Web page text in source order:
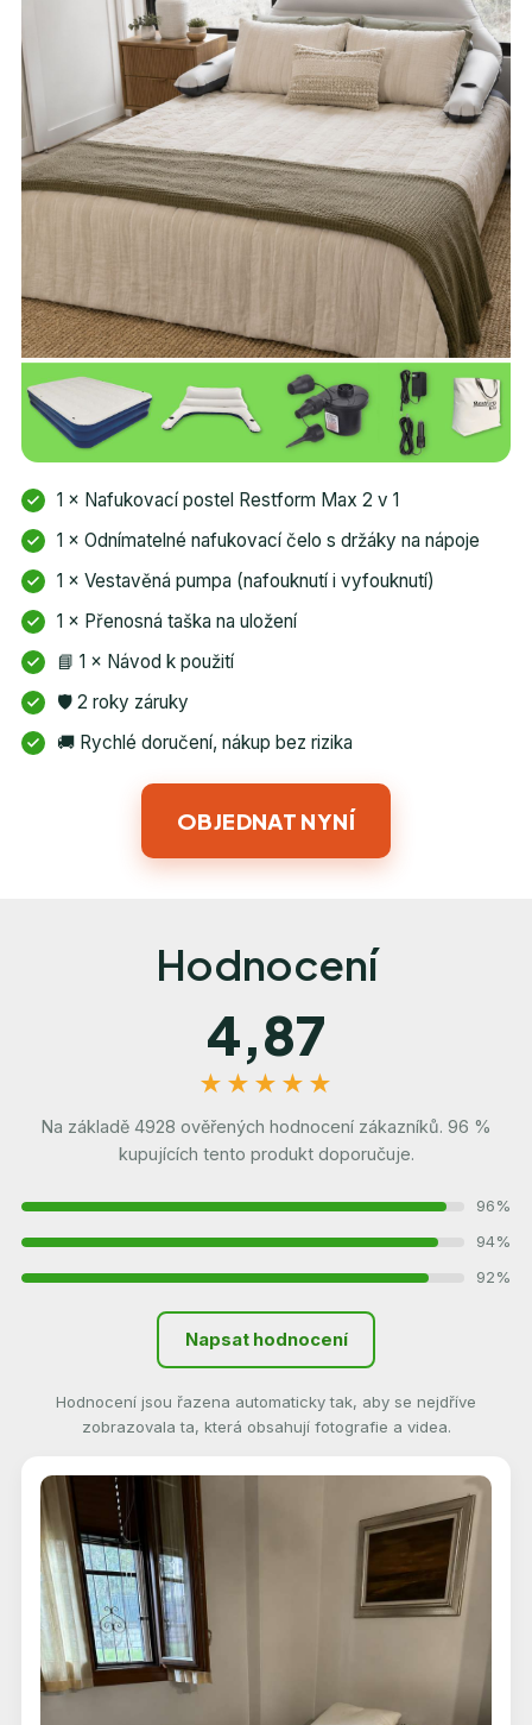
1 × Nafukovací postel Restform Max 2 v 1
1 × Odnímatelné nafukovací čelo s držáky na nápoje
1 × Vestavěná pumpa (nafouknutí i vyfouknutí)
1 × Přenosná taška na uložení
📘 1 × Návod k použití
🛡️ 2 roky záruky
🚚 Rychlé doručení, nákup bez rizika
OBJEDNAT NYNÍ
Hodnocení
4,87
★★★★★
Na základě 4928 ověřených hodnocení zákazníků. 96 %
kupujících tento produkt doporučuje.
96%
94%
92%
Napsat hodnocení
Hodnocení jsou řazena automaticky tak, aby se nejdříve
zobrazovala ta, která obsahují fotografie a videa.